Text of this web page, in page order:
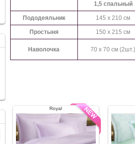
1,5 спальный
Пододеяльник 145 x 210 см
Простыня 150 x 215 см
Наволочка 70 x 70 см
Royal